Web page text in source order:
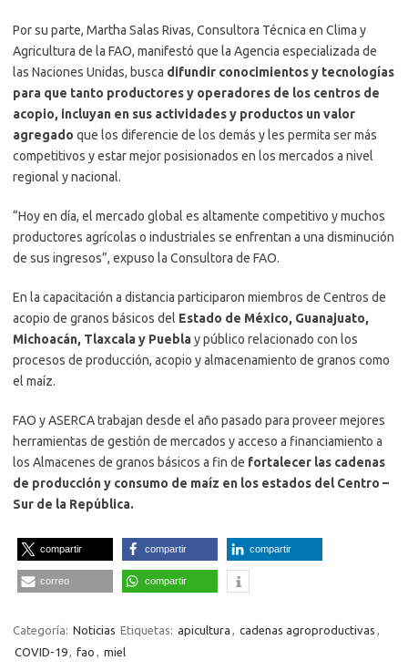
Por su parte, Martha Salas Rivas, Consultora Técnica en Clima y
Agricultura de la FAO, manifestó que la Agencia especializada de
las Naciones Unidas, busca difundir conocimientos y tecnologías
para que tanto productores y operadores de los centros de
acopio, incluyan en sus actividades y productos un valor
agregado que los diferencie de los demás y les permita ser más
competitivos y estar mejor posisionados en los mercados a nivel
regional y nacional.
“Hoy en día, el mercado global es altamente competitivo y muchos
productores agrícolas o industriales se enfrentan a una disminución
de sus ingresos”, expuso la Consultora de FAO.
En la capacitación a distancia participaron miembros de Centros de
acopio de granos básicos del Estado de México, Guanajuato,
Michoacán, Tlaxcala y Pueblay público relacionado con los
procesos de producción, acopio y almacenamiento de granos como
el maíz.
FAO y ASERCA trabajan desde el año pasado para proveer mejores
herramientas de gestión de mercados y acceso a financiamiento a
los Almacenes de granos básicos a fin de fortalecer las cadenas
de producción y consumo de maíz en los estados del Centro –
Sur de la República.
compartir compartir compartir
correo compartir
Categoría: Noticias Etiquetas: apicultura , cadenas agroproductivas ,
COVID-19, fao , miel